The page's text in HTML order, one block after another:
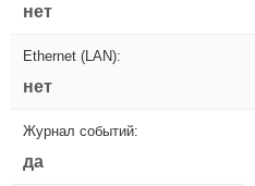
нет
Ethernet (LAN):
нет
Журнал событий:
да